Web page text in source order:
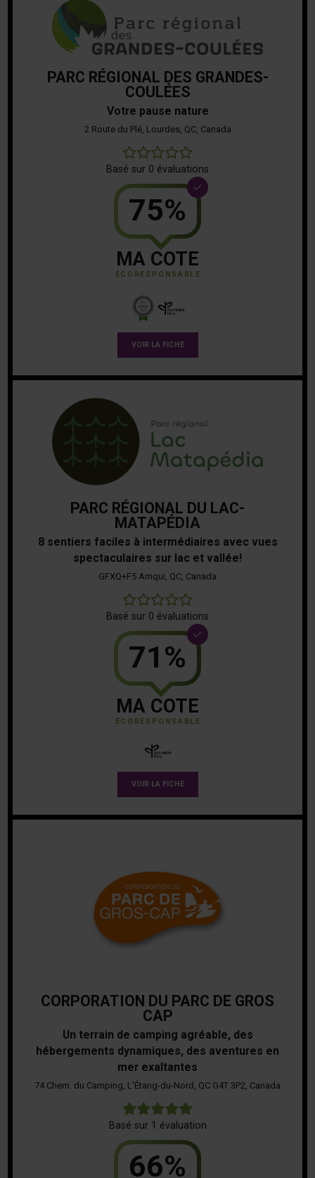
PARC RÉGIONAL DES GRANDES-
COULÉES
Votre pause nature
2 Route du Plé, Lourdes, QC, Canada
Basé sur 0 évaluations
75%
MA COTE
ÉCORESPONSABLE
VOIR LA FICHE
PARC RÉGIONAL DU LAC-
MATAPÉDIA
8 sentiers faciles à intermédiaires avec vues
spectaculaires sur lac et vallée!
GFXQ+F5 Amqui, QC, Canada
Basé sur 0 évaluations
71%
MA COTE
ÉCORESPONSABLE
VOIR LA FICHE
CORPORATION DU PARC DE GROS
CAP
Un terrain de camping agréable, des
hébergements dynamiques, des aventures en
mer exaltantes
74 Chem. du Camping, L'Étang-du-Nord, QC G4T 3P2, Canada
Basé sur 1 évaluation
66%